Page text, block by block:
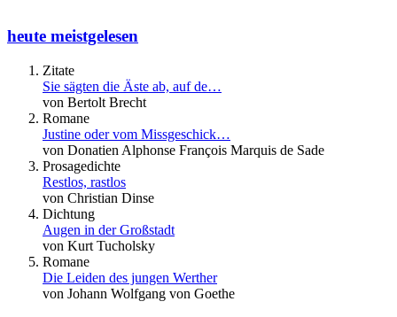
heute meistgelesen
Zitate
Sie sägten die Äste ab, auf de…
von Bertolt Brecht
Romane
Justine oder vom Missgeschick…
von Donatien Alphonse François Marquis de Sade
Prosagedichte
Restlos, rastlos
von Christian Dinse
Dichtung
Augen in der Großstadt
von Kurt Tucholsky
Romane
Die Leiden des jungen Werther
von Johann Wolfgang von Goethe